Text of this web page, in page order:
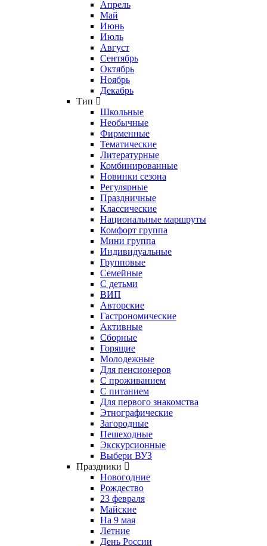
Апрель
Май
Июнь
Июль
Август
Сентябрь
Октябрь
Ноябрь
Декабрь
Тип
Школьные
Необычные
Фирменные
Тематические
Литературные
Комбинированные
Новинки сезона
Регулярные
Праздничные
Классические
Национальные маршруты
Комфорт группа
Мини группа
Индивидуальные
Групповые
Семейные
С детьми
ВИП
Авторские
Гастрономические
Активные
Сборные
Горящие
Молодежные
Для пенсионеров
С проживанием
С питанием
Для первого знакомства
Этнографические
Загородные
Пешеходные
Экскурсионные
Выбери ВУЗ
Праздники
Новогодние
Рождество
23 февраля
Майские
На 9 мая
Летние
День России